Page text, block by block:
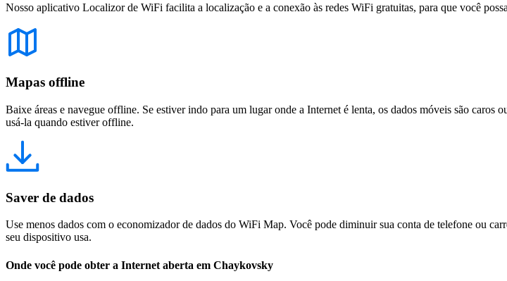
Nosso aplicativo Localizor de WiFi facilita a localização e a conexão às redes WiFi gratuitas, para que você
Mapas offline
Baixe áreas e navegue offline. Se estiver indo para um lugar onde a Internet é lenta, os dados móveis são
usá-la quando estiver offline.
Saver de dados
Use menos dados com o economizador de dados do WiFi Map. Você pode diminuir sua conta de telefone ou
seu dispositivo usa.
Onde você pode obter a Internet aberta em Chaykovsky